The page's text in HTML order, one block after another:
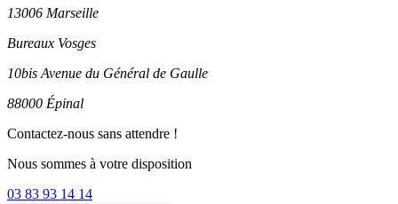
13006 Marseille
Bureaux Vosges
10bis Avenue du Général de Gaulle
88000 Épinal
Contactez-nous sans attendre !
Nous sommes à votre disposition
03 83 93 14 14